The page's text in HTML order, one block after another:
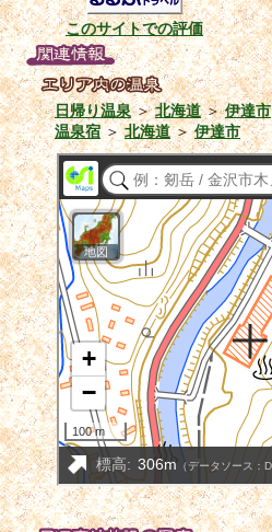
このサイトでの評価
日帰り温泉＞北海道＞伊達市
温泉宿＞北海道＞伊達市